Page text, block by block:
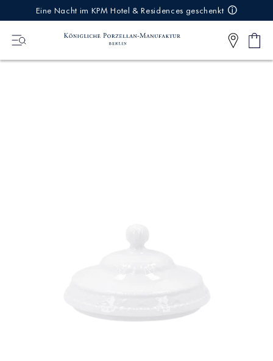
Eine Nacht im KPM Hotel & Residences geschenkt
0
Artikel